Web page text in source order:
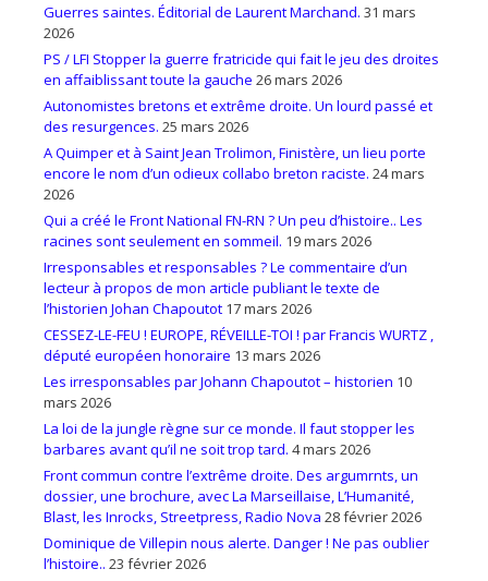
Guerres saintes. Éditorial de Laurent Marchand. 31 mars
2026
PS / LFI Stopper la guerre fratricide qui fait le jeu des droites
en affaiblissant toute la gauche 26 mars 2026
Autonomistes bretons et extrême droite. Un lourd passé et
des resurgences. 25 mars 2026
A Quimper et à Saint Jean Trolimon, Finistère, un lieu porte
encore le nom d’un odieux collabo breton raciste. 24 mars
2026
Qui a créé le Front National FN-RN ? Un peu d’histoire.. Les
racines sont seulement en sommeil. 19 mars 2026
Irresponsables et responsables ? Le commentaire d’un
lecteur à propos de mon article publiant le texte de
l’historien Johan Chapoutot 17 mars 2026
CESSEZ-LE-FEU ! EUROPE, RÉVEILLE-TOI ! par Francis WURTZ ,
député européen honoraire 13 mars 2026
Les irresponsables par Johann Chapoutot – historien 10
mars 2026
La loi de la jungle règne sur ce monde. Il faut stopper les
barbares avant qu’il ne soit trop tard. 4 mars 2026
Front commun contre l’extrême droite. Des argumrnts, un
dossier, une brochure, avec La Marseillaise, L’Humanité,
Blast, les Inrocks, Streetpress, Radio Nova 28 février 2026
Dominique de Villepin nous alerte. Danger ! Ne pas oublier
l’histoire.. 23 février 2026